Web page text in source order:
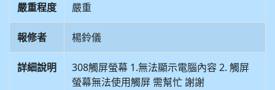
嚴重程度 嚴重
報修者 楊鈴儀
詳細說明
308觸屏螢幕 1.無法顯示電腦內容 2. 觸屏
螢幕無法使用觸屏 需幫忙 謝謝